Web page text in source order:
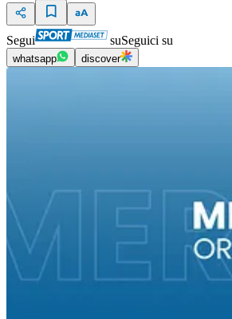
Segui suSeguici su
whatsapp discover